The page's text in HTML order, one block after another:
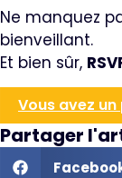
Ne manquez
bienveillant.
Et bien sûr,
Vous avez
Partager